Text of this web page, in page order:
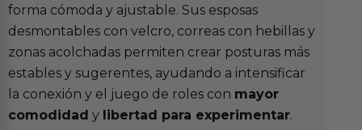
forma cómoda y ajustable. Sus esposas
desmontables con velcro, correas con hebillas y
zonas acolchadas permiten crear posturas más
estables y sugerentes, ayudando a intensificar
la conexión y el juego de roles con mayor
comodidad y libertad para experimentar.